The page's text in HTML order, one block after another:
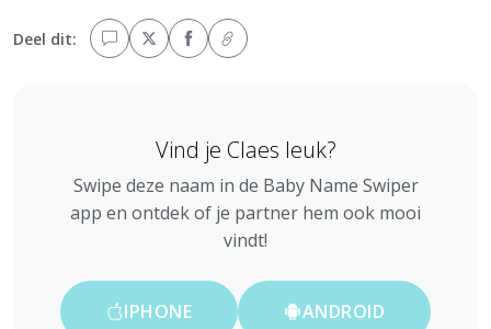
Deel dit:
Vind je Claes leuk?
Swipe deze naam in de Baby Name Swiper
app en ontdek of je partner hem ook mooi
vindt!
IPHONE ANDROID